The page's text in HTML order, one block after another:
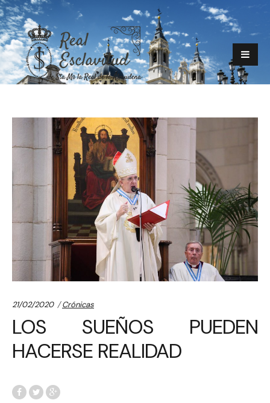
21/02/2020 Categories:
Crónicas
LOS SUEÑOS PUEDEN
HACERSE REALIDAD